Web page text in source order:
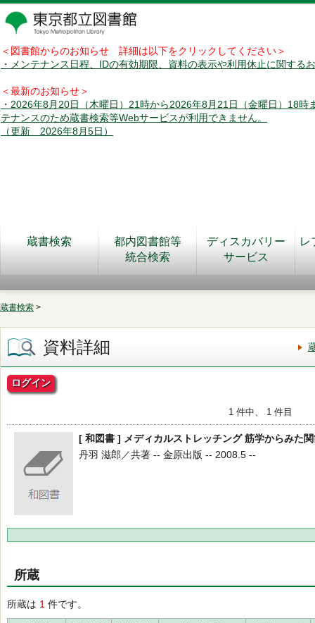
＜図書館からのお知らせ 詳細は以下をクリックしてください＞
・メンテナンス日程、IDの有効期限、資料の表示や利用休止に関する
＜最新のお知らせ＞
・2026年8月20日（木曜日）21時から2026年8月21日（金曜日）18時
テナンスのため蔵書検索等Webサービスが利用できません。
（更新 2026年8月5日）
蔵書検索
都内図書館等
統合検索
ディスカバリー
サービス
レ
蔵書検索 >
資料詳細
ログイン
1 件中、 1 件目
[ 和図書 ] メディカルストレッチング 筋学からみた
丹羽 滋郎／共著 -- 金原出版 -- 2008.5 --
所蔵
所蔵は 1 件です。